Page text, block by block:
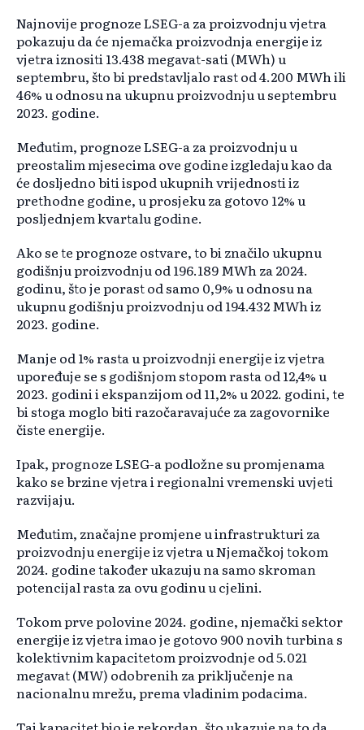
Najnovije prognoze LSEG-a za proizvodnju vjetra
pokazuju da će njemačka proizvodnja energije iz
vjetra iznositi 13.438 megavat-sati (MWh) u
septembru, što bi predstavljalo rast od 4.200 MWh ili
46% u odnosu na ukupnu proizvodnju u septembru
2023. godine.
Međutim, prognoze LSEG-a za proizvodnju u
preostalim mjesecima ove godine izgledaju kao da
će dosljedno biti ispod ukupnih vrijednosti iz
prethodne godine, u prosjeku za gotovo 12% u
posljednjem kvartalu godine.
Ako se te prognoze ostvare, to bi značilo ukupnu
godišnju proizvodnju od 196.189 MWh za 2024.
godinu, što je porast od samo 0,9% u odnosu na
ukupnu godišnju proizvodnju od 194.432 MWh iz
2023. godine.
Manje od 1% rasta u proizvodnji energije iz vjetra
upoređuje se s godišnjom stopom rasta od 12,4% u
2023. godini i ekspanzijom od 11,2% u 2022. godini, te
bi stoga moglo biti razočaravajuće za zagovornike
čiste energije.
Ipak, prognoze LSEG-a podložne su promjenama
kako se brzine vjetra i regionalni vremenski uvjeti
razvijaju.
Međutim, značajne promjene u infrastrukturi za
proizvodnju energije iz vjetra u Njemačkoj tokom
2024. godine također ukazuju na samo skroman
potencijal rasta za ovu godinu u cjelini.
Tokom prve polovine 2024. godine, njemački sektor
energije iz vjetra imao je gotovo 900 novih turbina s
kolektivnim kapacitetom proizvodnje od 5.021
megavat (MW) odobrenih za priključenje na
nacionalnu mrežu, prema vladinim podacima.